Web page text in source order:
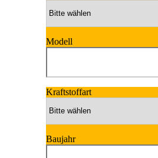
Modell
Kraftstoffart
Baujahr